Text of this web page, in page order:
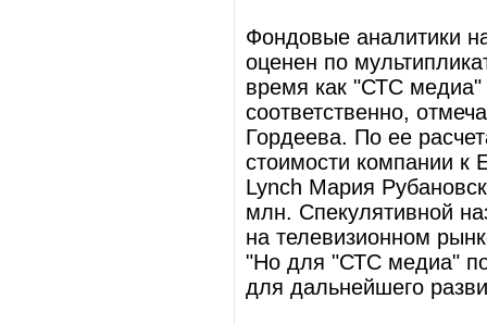
Фондовые аналитики
оценен по
время как "СТС медиа"
соответственно,
Гордеева. По ее
стоимости компании к
Lynch Мария
млн. Спекулятивной
на телевизионном
"Но для "СТС медиа"
для дальнейшего